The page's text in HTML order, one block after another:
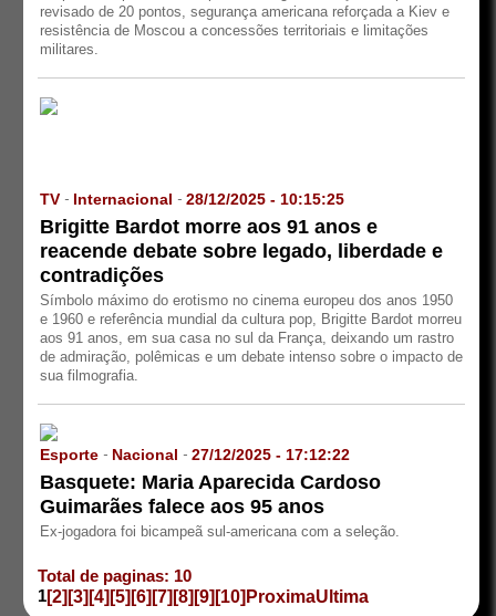
revisado de 20 pontos, segurança americana reforçada a Kiev e
resistência de Moscou a concessões territoriais e limitações
militares.
TV- Internacional-28/12/2025 - 10:15:25
Brigitte Bardot morre aos 91 anos e
reacende debate sobre legado, liberdade e
contradições
Símbolo máximo do erotismo no cinema europeu dos anos 1950
e 1960 e referência mundial da cultura pop, Brigitte Bardot morreu
aos 91 anos, em sua casa no sul da França, deixando um rastro
de admiração, polêmicas e um debate intenso sobre o impacto de
sua filmografia.
Esporte- Nacional-27/12/2025 - 17:12:22
Basquete: Maria Aparecida Cardoso
Guimarães falece aos 95 anos
Ex-jogadora foi bicampeã sul-americana com a seleção.
Total de paginas: 10
1[2] [3] [4] [5] [6] [7] [8] [9] [10] ProximaUltima